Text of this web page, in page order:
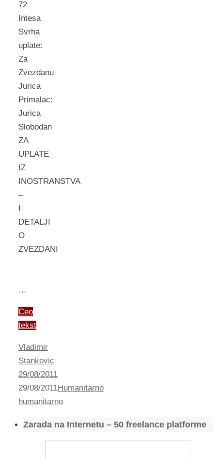
72
Intesa
Svrha
uplate:
Za
Zvezdanu
Jurica
Primalac:
Jurica
Slobodan
ZA
UPLATE
IZ
INOSTRANSTVA
–
I
DETALJI
O
ZVEZDANI
…
Ceo
tekst
Vladimir
Stankovic
29/08/2011
29/08/2011Humanitarno
humanitarno
Zarada na Internetu – 50 freelance platforme